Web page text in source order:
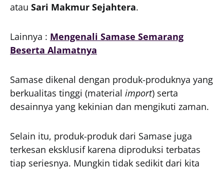
atau Sari Makmur Sejahtera.
Lainnya : Mengenali Samase Semarang
Beserta Alamatnya
Samase dikenal dengan produk-produknya yang
berkualitas tinggi (material import) serta
desainnya yang kekinian dan mengikuti zaman.
Selain itu, produk-produk dari Samase juga
terkesan eksklusif karena diproduksi terbatas
tiap seriesnya. Mungkin tidak sedikit dari kita